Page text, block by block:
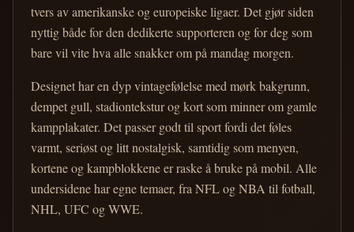
tvers av amerikanske og europeiske ligaer. Det gjør siden
nyttig både for den dedikerte supporteren og for deg som
bare vil vite hva alle snakker om på mandag morgen.
Designet har en dyp vintagefølelse med mørk bakgrunn,
dempet gull, stadiontekstur og kort som minner om gamle
kampplakater. Det passer godt til sport fordi det føles
varmt, seriøst og litt nostalgisk, samtidig som menyen,
kortene og kampblokkene er raske å bruke på mobil. Alle
undersidene har egne temaer, fra NFL og NBA til fotball,
NHL, UFC og WWE.